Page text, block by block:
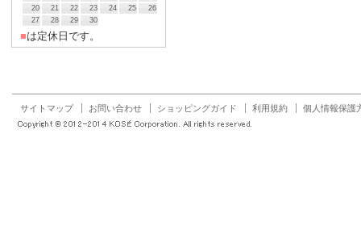
20
21 22 23 24 25
26
27
28 29 30
■は定休日です。
サイトマップ お問い合わせ ショッピングガイド 利用規約 個人情報保護